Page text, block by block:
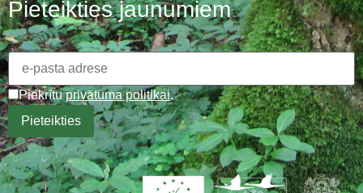
Pieteikties jaunumiem
Piekrītuprivātuma politikai.